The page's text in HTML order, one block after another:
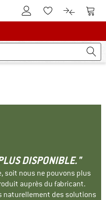
Vers le compte client
Vers la liste
Vers le
DISPONIBLE."
soit nous ne pouvons plus
auprès du fabricant.
naturellement des solutions